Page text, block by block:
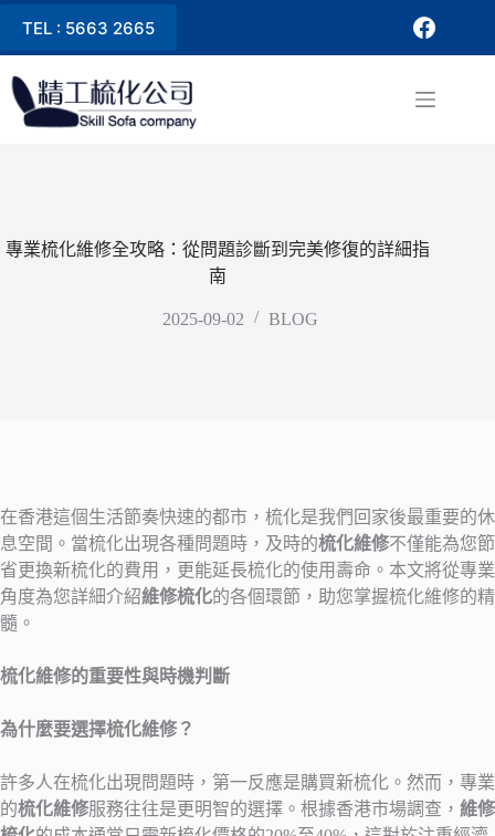
TEL : 5663 2665
專業梳化維修全攻略：從問題診斷到完美修復的詳細指
南
2025-09-02 BLOG
在香港這個生活節奏快速的都市，梳化是我們回家後最重要的休
息空間。當梳化出現各種問題時，及時的梳化維修不僅能為您節
省更換新梳化的費用，更能延長梳化的使用壽命。本文將從專業
角度為您詳細介紹維修梳化的各個環節，助您掌握梳化維修的精
髓。
梳化維修的重要性與時機判斷
為什麼要選擇梳化維修？
許多人在梳化出現問題時，第一反應是購買新梳化。然而，專業
的梳化維修服務往往是更明智的選擇。根據香港市場調查， 維修